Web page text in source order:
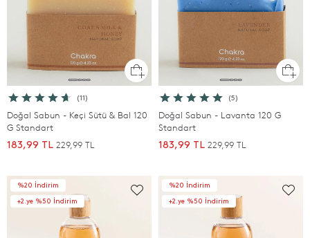
(11)
Doğal Sabun - Keçi Sütü & Bal 120
G Standart
183,99 TL 229,99 TL
(5)
Doğal Sabun - Lavanta 120 G
Standart
183,99 TL 229,99 TL
%20 İndirim
+2.ye %50 İndirim
%20 İndirim
+2.ye %50 İndirim